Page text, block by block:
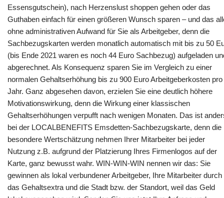
Essensgutschein), nach Herzenslust shoppen gehen oder das
Guthaben einfach für einen größeren Wunsch sparen – und das
ohne administrativen Aufwand für Sie als Arbeitgeber, denn die
Sachbezugskarten werden monatlich automatisch mit bis zu 50
(bis Ende 2021 waren es noch 44 Euro Sachbezug) aufgeladen
abgerechnet. Als Konsequenz sparen Sie im Vergleich zu einer
normalen Gehaltserhöhung bis zu 900 Euro Arbeitgeberkosten pro
Jahr. Ganz abgesehen davon, erzielen Sie eine deutlich höhere
Motivationswirkung, denn die Wirkung einer klassischen
Gehaltserhöhungen verpufft nach wenigen Monaten. Das ist
bei der LOCALBENEFITS Emsdetten-Sachbezugskarte, denn die
besondere Wertschätzung nehmen Ihrer Mitarbeiter bei jeder
Nutzung z.B. aufgrund der Platzierung Ihres Firmenlogos auf der
Karte, ganz bewusst wahr. WIN-WIN-WIN nennen wir das: Sie
gewinnen als lokal verbundener Arbeitgeber, Ihre Mitarbeiter durch
das Gehaltsextra und die Stadt bzw. der Standort, weil das Geld